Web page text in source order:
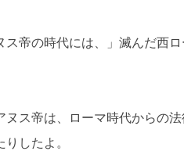
ス帝の時代には、」滅んだ西
ヌス帝は、ローマ時代からの
したよ。